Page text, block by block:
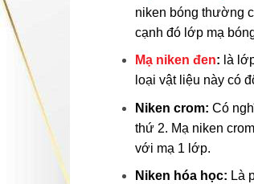
niken bóng thường
cạnh đó lớp mạ
Mạ niken đen: là
loại vật liệu này có
Niken crom: Có
thứ 2. Mạ niken
với mạ 1 lớp.
Niken hóa học: Là